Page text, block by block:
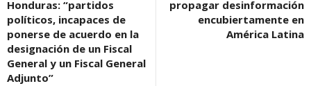
Honduras: “partidos
políticos, incapaces de
ponerse de acuerdo en la
designación de un Fiscal
General y un Fiscal General
Adjunto”
propagar desinformación
encubiertamente en
América Latina